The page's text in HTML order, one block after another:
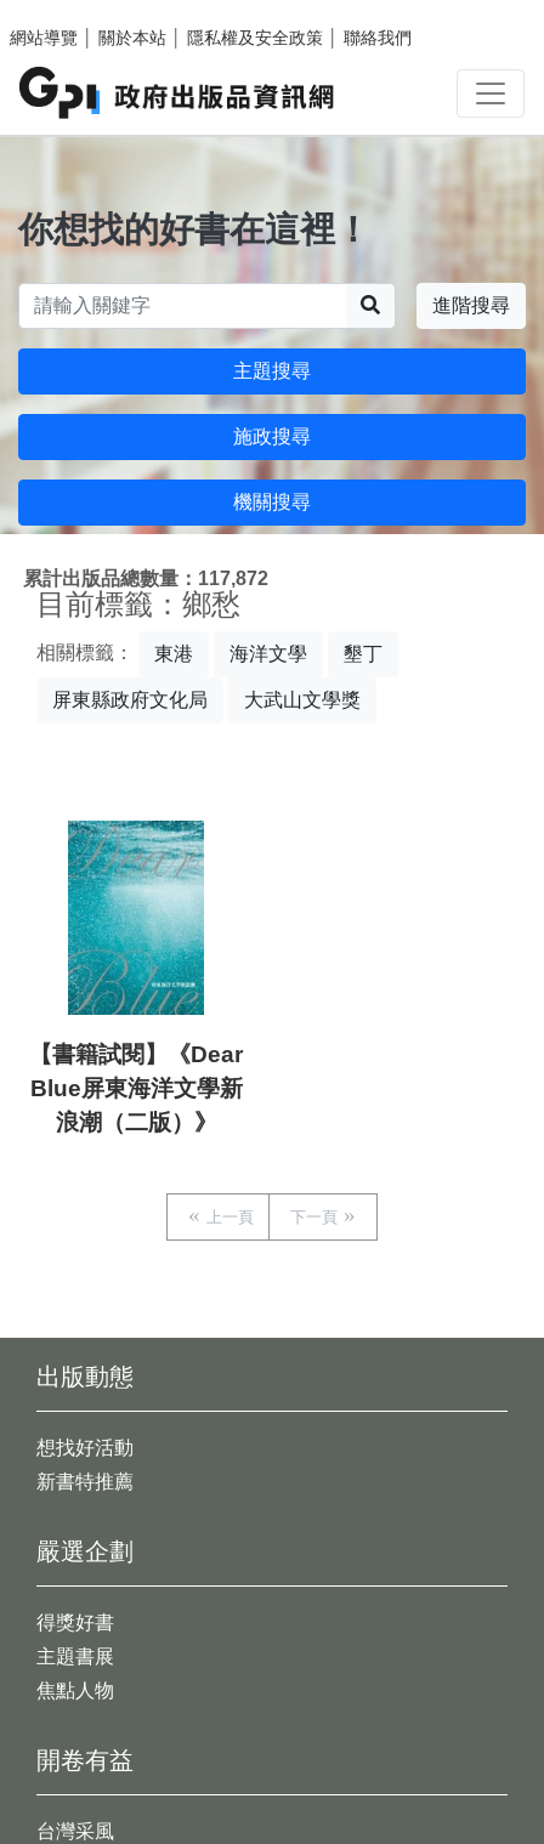
網站導覽
關於本站 隱私權及安全政策 聯絡我們
你想找的好書在這裡！
進階搜尋
主題搜尋
施政搜尋
機關搜尋
累計出版品總數量：117,872
目前標籤：鄉愁
相關標籤： 東港 海洋文學 墾丁
屏東縣政府文化局 大武山文學獎
【書籍試閱】《Dear
Blue屏東海洋文學新
浪潮（二版）》
上一頁 下一頁
出版動態
想找好活動
新書特推薦
開卷有益
台灣采風
嚴選企劃
得獎好書
主題書展
焦點人物